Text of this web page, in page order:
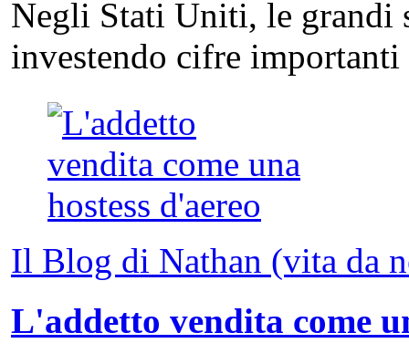
Negli Stati Uniti, le grandi
investendo cifre
Il Blog di Nathan (vita da
L'addetto vendita come